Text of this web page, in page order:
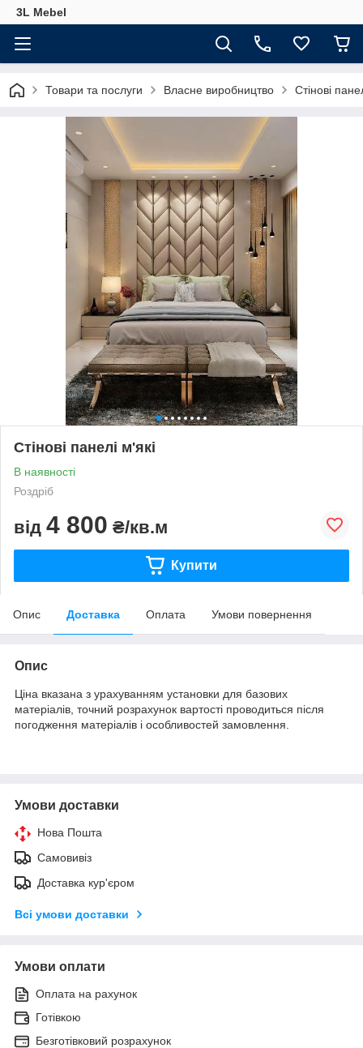
3L Mebel
Товари та послуги Власне виробництво Стінові
Стінові панелі м'які
В наявності
Роздріб
від 4 800 ₴/кв.м
Купити
Опис Доставка Оплата Умови повернення
Опис
Ціна вказана з урахуванням установки для базових
матеріалів, точний розрахунок вартості проводиться після
погодження матеріалів і особливостей замовлення.
Умови доставки
Нова Пошта
Самовивіз
Доставка кур'єром
Всі умови доставки
Умови оплати
Оплата на рахунок
Готівкою
Безготівковий розрахунок